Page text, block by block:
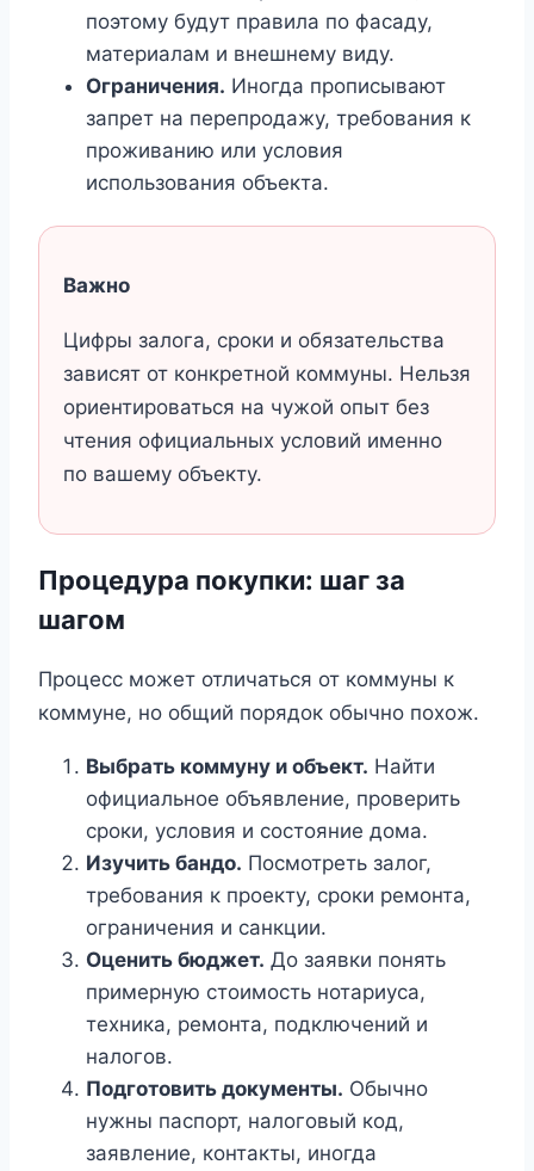
поэтому будут правила по фасаду,
материалам и внешнему виду.
Ограничения. Иногда прописывают
запрет на перепродажу, требования к
проживанию или условия
использования объекта.
Важно
Цифры залога, сроки и обязательства
зависят от конкретной коммуны. Нельзя
ориентироваться на чужой опыт без
чтения официальных условий именно
по вашему объекту.
Процедура покупки: шаг за
шагом
Процесс может отличаться от коммуны к
коммуне, но общий порядок обычно похож.
Выбрать коммуну и объект. Найти
официальное объявление, проверить
сроки, условия и состояние дома.
Изучить бандо. Посмотреть залог,
требования к проекту, сроки ремонта,
ограничения и санкции.
Оценить бюджет. До заявки понять
примерную стоимость нотариуса,
техника, ремонта, подключений и
налогов.
Подготовить документы. Обычно
нужны паспорт, налоговый код,
заявление, контакты, иногда